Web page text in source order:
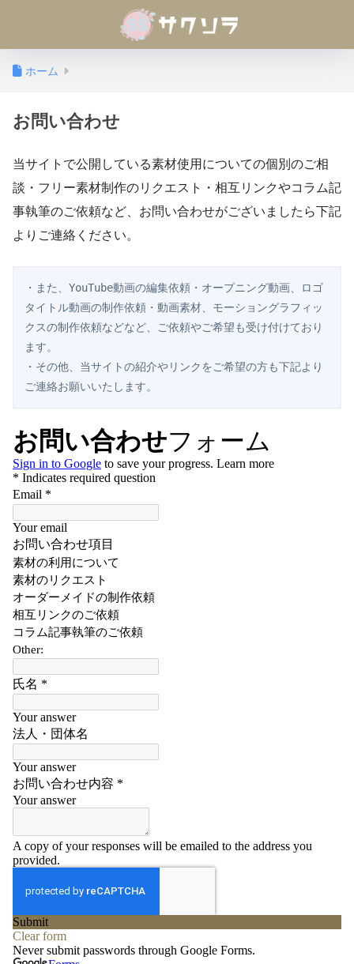
ホーム
お問い合わせ
当サイトで公開している素材使用についての個別のご相
談・フリー素材制作のリクエスト・相互リンクやコラム記
事執筆のご依頼など、お問い合わせがございましたら下記
よりご連絡ください。
・また、YouTube動画の編集依頼・オープニング動画、ロゴ
タイトル動画の制作依頼・動画素材、モーショングラフィッ
クスの制作依頼などなど、ご依頼やご希望も受け付けており
ます。
・その他、当サイトの紹介やリンクをご希望の方も下記より
ご連絡お願いいたします。